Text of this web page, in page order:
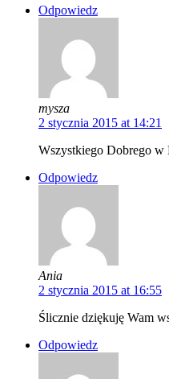
Odpowiedz
mysza
2 stycznia 2015 at 14:21
Wszystkiego Dobrego
Odpowiedz
Ania
2 stycznia 2015 at 16:55
Ślicznie dziękuję Wam
Odpowiedz